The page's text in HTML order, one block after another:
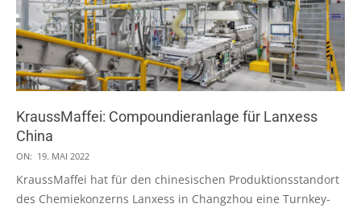
KraussMaffei: Compoundieranlage für Lanxess
China
2022-
05-
19
ON: 19. MAI 2022
KraussMaffei hat für den chinesischen Produktionsstandort
des Chemiekonzerns Lanxess in Changzhou eine Turnkey-